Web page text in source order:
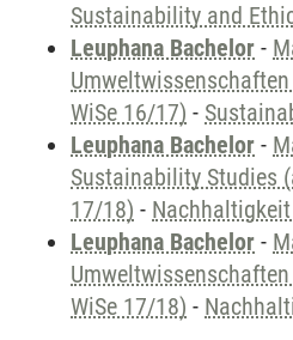
Sustainability and
Leuphana Bachelor -
WiSe 16/17) -
Leuphana Bachelor -
Sustainability Studies
17/18) -
Leuphana Bachelor -
WiSe 17/18) -